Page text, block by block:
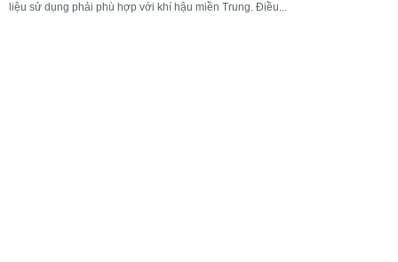
liệu sử dụng phải phù hợp với khí hậu miền Trung. Điều...